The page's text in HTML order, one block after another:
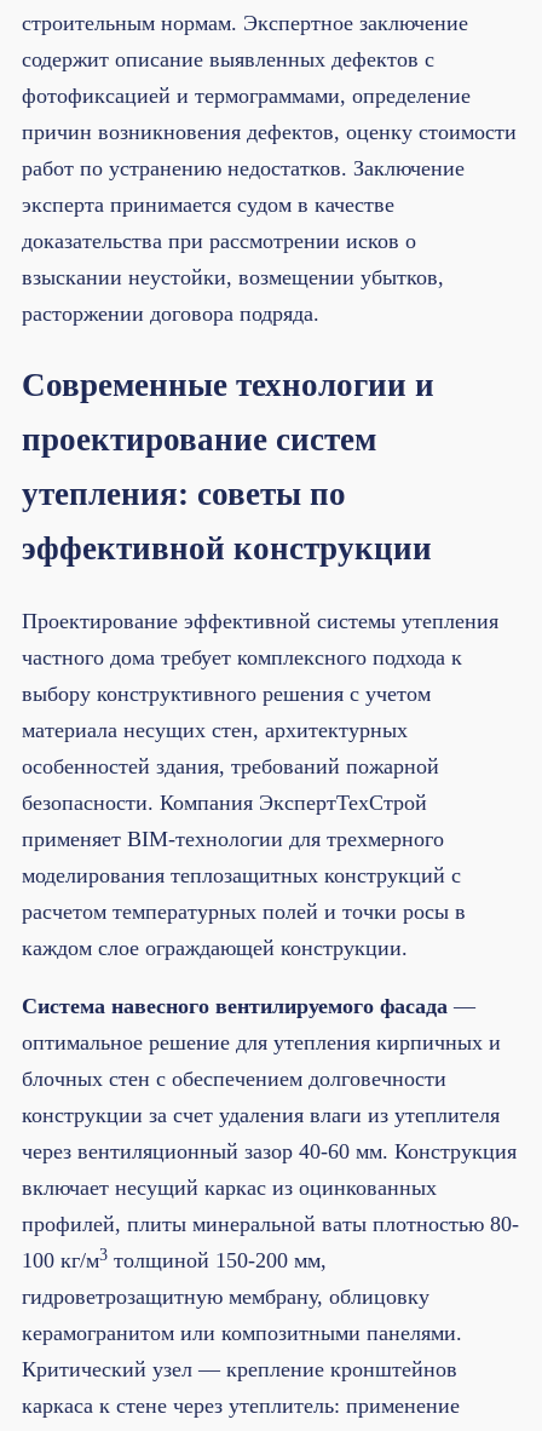
строительным нормам. Экспертное заключение
содержит описание выявленных дефектов с
фотофиксацией и термограммами, определение
причин возникновения дефектов, оценку стоимости
работ по устранению недостатков. Заключение
эксперта принимается судом в качестве
доказательства при рассмотрении исков о
взыскании неустойки, возмещении убытков,
расторжении договора подряда.
Современные технологии и
проектирование систем
утепления: советы по
эффективной конструкции
Проектирование эффективной системы утепления
частного дома требует комплексного подхода к
выбору конструктивного решения с учетом
материала несущих стен, архитектурных
особенностей здания, требований пожарной
безопасности. Компания ЭкспертТехСтрой
применяет BIM-технологии для трехмерного
моделирования теплозащитных конструкций с
расчетом температурных полей и точки росы в
каждом слое ограждающей конструкции.
Система навесного вентилируемого фасада—
оптимальное решение для утепления кирпичных и
блочных стен с обеспечением долговечности
конструкции за счет удаления влаги из утеплителя
через вентиляционный зазор 40-60 мм. Конструкция
включает несущий каркас из оцинкованных
профилей, плиты минеральной ваты плотностью 80-
100 кг/м3толщиной 150-200 мм,
гидроветрозащитную мембрану, облицовку
керамогранитом или композитными панелями.
Критический узел — крепление кронштейнов
каркаса к стене через утеплитель: применение